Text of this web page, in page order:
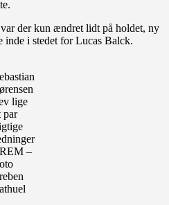
der kun ændret lidt på holdet, ny
inde i stedet for Lucas Balck.
lige
par
–